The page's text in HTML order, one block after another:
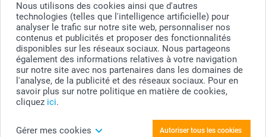
Nous utilisons des cookies ainsi que d'autres
technologies (telles que l'intelligence artificielle) pour
analyser le trafic sur notre site web, personnaliser nos
contenus et publicités et proposer des fonctionnalités
disponibles sur les réseaux sociaux. Nous partageons
également des informations relatives à votre navigation
sur notre site avec nos partenaires dans les domaines de
l'analyse, de la publicité et des réseaux sociaux. Pour en
savoir plus sur notre politique en matière de cookies,
cliquez ici.
Gérer mes cookies Autoriser tous les cookies
© smartphoto group. Tous droits réservés
smartphoto group SA.
Siège social : Kwatrechtsteenweg 160, 9230 Wetteren, Belgique
Numéro de TVA BE 0405.706.755
Numéro d'entreprise 0405.706.755.
Tous les prix sont en EURO (€), TVA incluse et hors frais de port.